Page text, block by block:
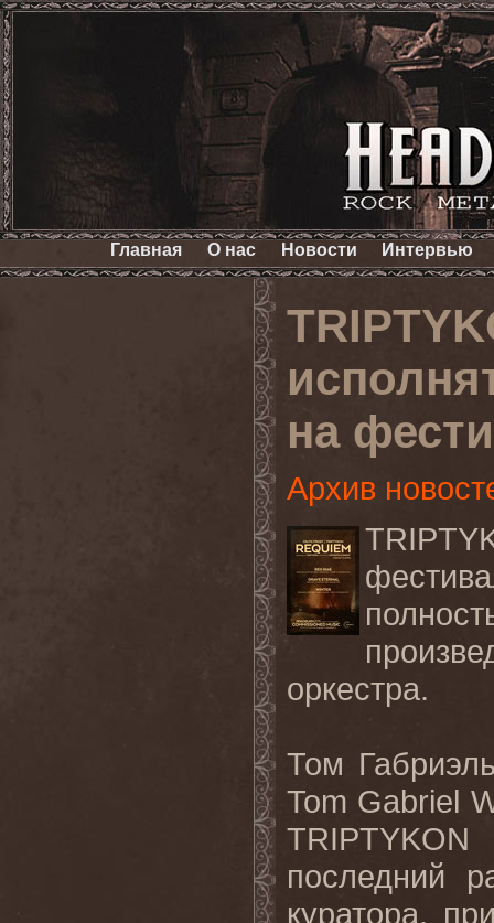
Главная О нас Новости Интервью
на
Архив
оркестра.
Том
Tom Gabriel
TRIPTYKON
последний
куратора,